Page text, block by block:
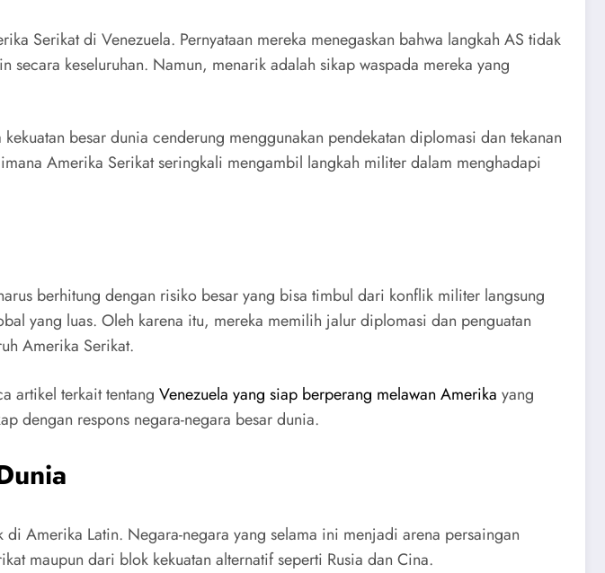
Serikat di Venezuela. Pernyataan mereka menegaskan bahwa langkah AS tidak
keseluruhan. Namun, menarik adalah sikap waspada mereka yang
besar dunia cenderung menggunakan pendekatan diplomasi dan tekanan
Amerika Serikat seringkali mengambil langkah militer dalam menghadapi
berhitung dengan risiko besar yang bisa timbul dari konflik militer langsung
yang luas. Oleh karena itu, mereka memilih jalur diplomasi dan penguatan
Amerika Serikat.
artikel terkait tentang Venezuela yang siap berperang melawan Amerika yang
dengan respons negara-negara besar dunia.
Amerika Latin. Negara-negara yang selama ini menjadi arena persaingan
maupun dari blok kekuatan alternatif seperti Rusia dan Cina.